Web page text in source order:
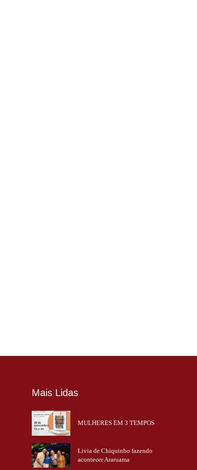
Mais Lidas
MULHERES EM 3 TEMPOS
Livia de Chiquinho fazendo
acontecer Araruama